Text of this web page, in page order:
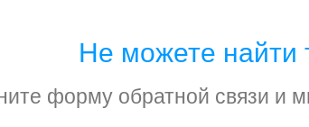
Не можете найти
форму обратной связи и